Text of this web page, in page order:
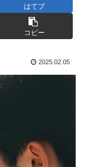
はてブ
コピー
2025.02.05